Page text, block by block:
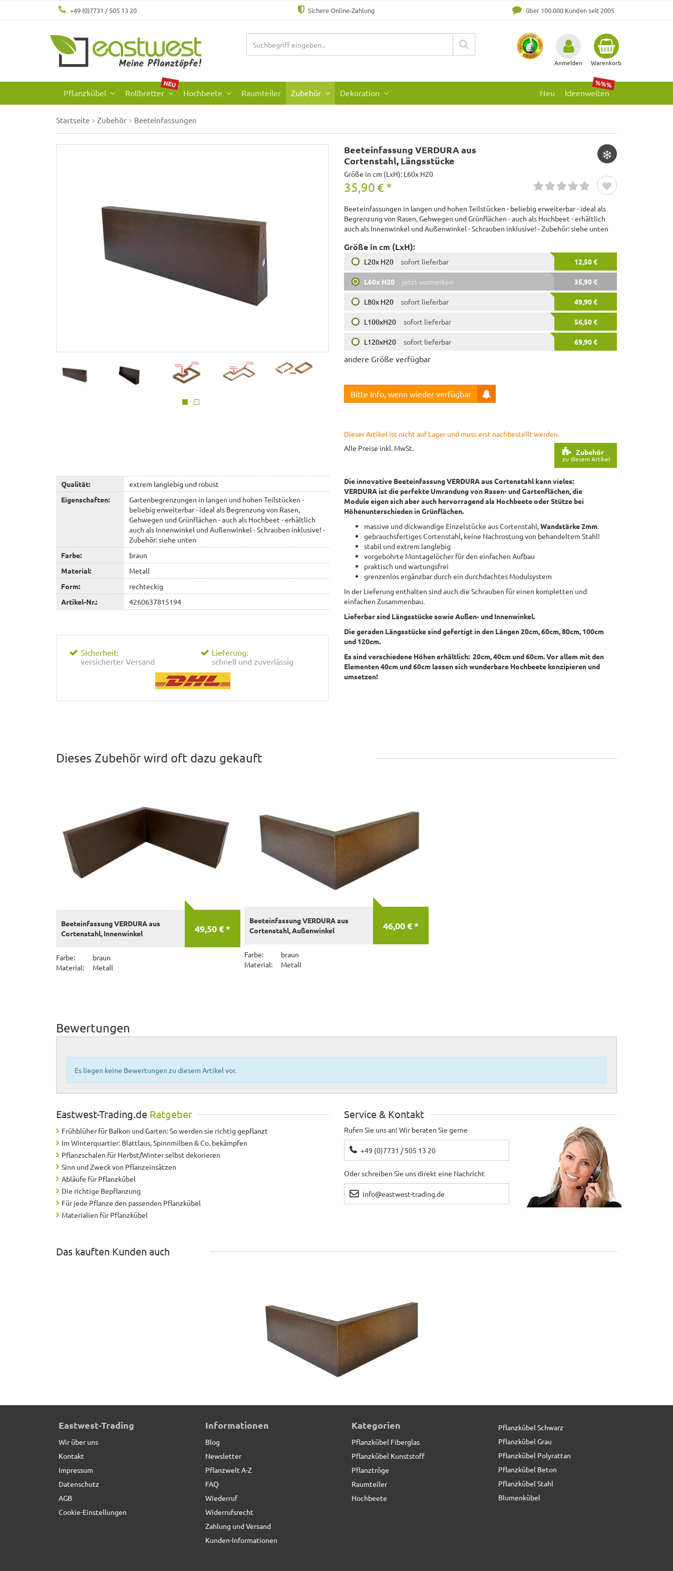
+49 (0)7731 / 505 13 20 Sichere Online-Zahlung über 100.000 Kunden seit 2005
Anmelden Warenkorb
Pflanzkübel Rollbretter
NEU
Hochbeete Raumteiler Zubehör Dekoration Ideenwelten
%%%
Neu
Startseite Zubehör Beeteinfassungen
Beeteinfassung VERDURA aus
Cortenstahl, Längsstücke
Größe in cm (LxH): L60x H20
35,90 € *
Beeteinfassungen in langen und hohen Teilstücken - beliebig erweiterbar - ideal als
Begrenzung von Rasen, Gehwegen und Grünflächen - auch als Hochbeet - erhältlich
auch als Innenwinkel und Außenwinkel - Schrauben inklusive! - Zubehör: siehe unten
Größe in cm (LxH):
L20x H20 12,50 €
sofort lieferbar
L60x H20 35,90 €
jetzt vormerken
L80x H20 49,90 €
sofort lieferbar
L100xH20 56,50 €
sofort lieferbar
L120xH20 69,90 €
sofort lieferbar
andere Größe verfügbar
Bitte Info, wenn wieder verfügbar
Dieser Artikel ist nicht auf Lager und muss erst nachbestellt werden.
Zubehör
zu diesem Artikel
Alle Preise inkl. MwSt.
Qualität:
extrem langlebig und robust
Eigenschaften:
Gartenbegrenzungen in langen und hohen Teilstücken -
beliebig erweiterbar - ideal als Begrenzung von Rasen,
Gehwegen und Grünflächen - auch als Hochbeet - erhältlich
auch als Innenwinkel und Außenwinkel - Schrauben inklusive! -
Zubehör: siehe unten
Farbe:
braun
Material:
Metall
Form:
rechteckig
Artikel-Nr.:
4260637815194
Sicherheit:
versicherter Versand
Lieferung:
schnell und zuverlässig
Die innovative Beeteinfassung VERDURA aus Cortenstahl kann vieles:
VERDURA ist die perfekte Umrandung von Rasen- und Gartenflächen, die
Module eigen sich aber auch hervorragend als Hochbeete oder Stütze bei
Höhenunterschieden in Grünflächen.
massive und dickwandige Einzelstücke aus Cortenstahl,Wandstärke 2mm.
gebrauchsfertiges Cortenstahl, keine Nachrostung von behandeltem Stahl!
stabil und extrem langlebig
vorgebohrte Montagelöcher für den einfachen Aufbau
praktisch und wartungsfrei
grenzenlos ergänzbar durch ein durchdachtes Modulsystem
In der Lieferung enthalten sind auch die Schrauben für einen kompletten und
einfachen Zusammenbau.
Lieferbar sind Längsstücke sowie Außen- und Innenwinkel.
Die geraden Längsstücke sind gefertigt in den Längen 20cm, 60cm, 80cm, 100cm
und 120cm.
Es sind verschiedene Höhen erhältlich: 20cm, 40cm und 60cm. Vor allem mit den
Elementen 40cm und 60cm lassen sichwunderbare Hochbeete konzipieren und
umsetzen!
Dieses Zubehör wird oft dazu gekauft
49,50 € *
Beeteinfassung VERDURA aus
Cortenstahl, Innenwinkel
Farbe:
braun
Material:
Metall
46,00 € *
Beeteinfassung VERDURA aus
Cortenstahl, Außenwinkel
Farbe:
braun
Material:
Metall
Bewertungen
Es liegen keine Bewertungen zu diesem Artikel vor.
Eastwest-Trading.de Ratgeber
Frühblüher für Balkon und Garten: So werden sie richtig gepflanzt
Im Winterquartier: Blattlaus, Spinnmilben & Co. bekämpfen
Pflanzschalen für Herbst/Winter selbst dekorieren
Sinn und Zweck von Pflanzeinsätzen
Abläufe für Pflanzkübel
Die richtige Bepflanzung
Für jede Pflanze den passenden Pflanzkübel
Materialien für Pflanzkübel
Service & Kontakt
Rufen Sie uns an! Wir beraten Sie gerne
+49 (0)7731 / 505 13 20
Oder schreiben Sie uns direkt eine Nachricht
info@eastwest-trading.de
Das kauften Kunden auch
Eastwest-Trading
Wir über uns
Kontakt
Impressum
Datenschutz
AGB
Cookie-Einstellungen
Informationen
Blog
Newsletter
Pflanzwelt A-Z
FAQ
Wiederruf
Widerrufsrecht
Zahlung und Versand
Kunden-Informationen
Kategorien
Pflanzkübel Fiberglas
Pflanzkübel Kunststoff
Pflanztröge
Raumteiler
Hochbeete
Pflanzkübel Schwarz
Pflanzkübel Grau
Pflanzkübel Polyrattan
Pflanzkübel Beton
Pflanzkübel Stahl
Blumenkübel